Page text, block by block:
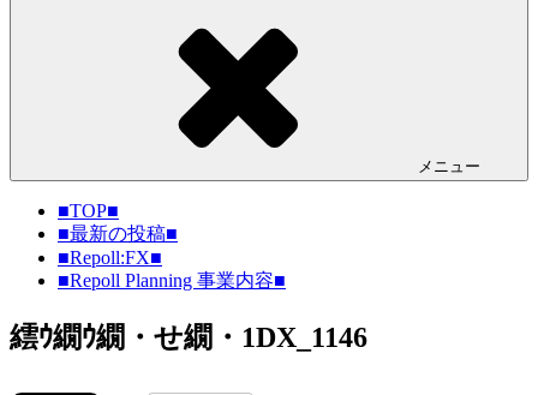
メニュー
■TOP■
■最新の投稿■
■Repoll:FX■
■Repoll Planning 事業内容■
繧ｳ繝ｳ繝・せ繝・1DX_1146